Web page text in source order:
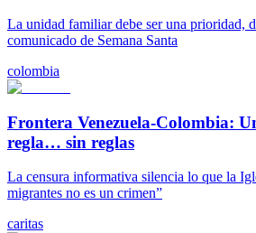
La unidad familiar debe ser una prioridad,
comunicado de Semana Santa
colombia
Frontera Venezuela-Colombia:
regla… sin reglas
La censura informativa silencia lo que la
migrantes no es un crimen”
caritas